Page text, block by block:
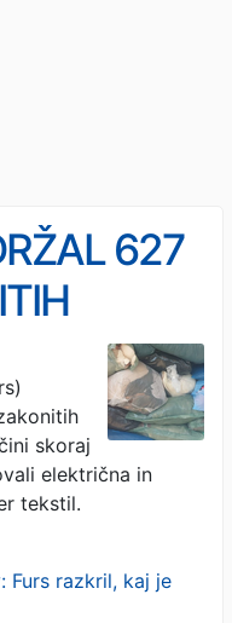
627
tudi prek
skoraj
električna in
tekstil.
Furs razkril, kaj je